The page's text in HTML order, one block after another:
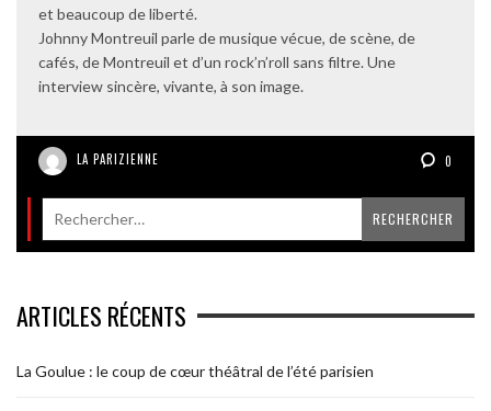
et beaucoup de liberté.
Johnny Montreuil parle de musique vécue, de scène, de
cafés, de Montreuil et d’un rock’n’roll sans filtre. Une
interview sincère, vivante, à son image.
LA PARIZIENNE 0
ARTICLES RÉCENTS
La Goulue : le coup de cœur théâtral de l’été parisien